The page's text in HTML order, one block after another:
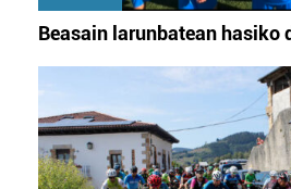
Beasain larunbatean hasiko